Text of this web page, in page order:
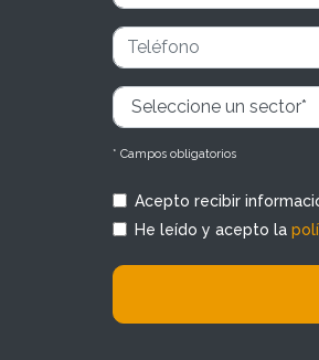
* Campos obligatorios
Acepto recibir
He leído y acepto la